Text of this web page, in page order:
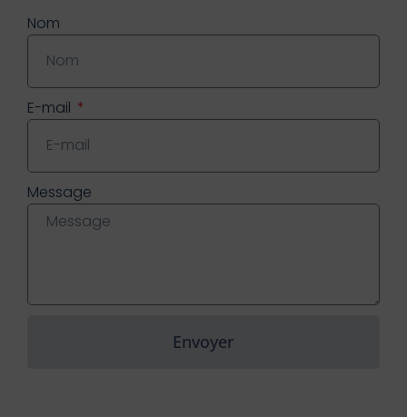
Nom
E-mail
Message
Envoyer